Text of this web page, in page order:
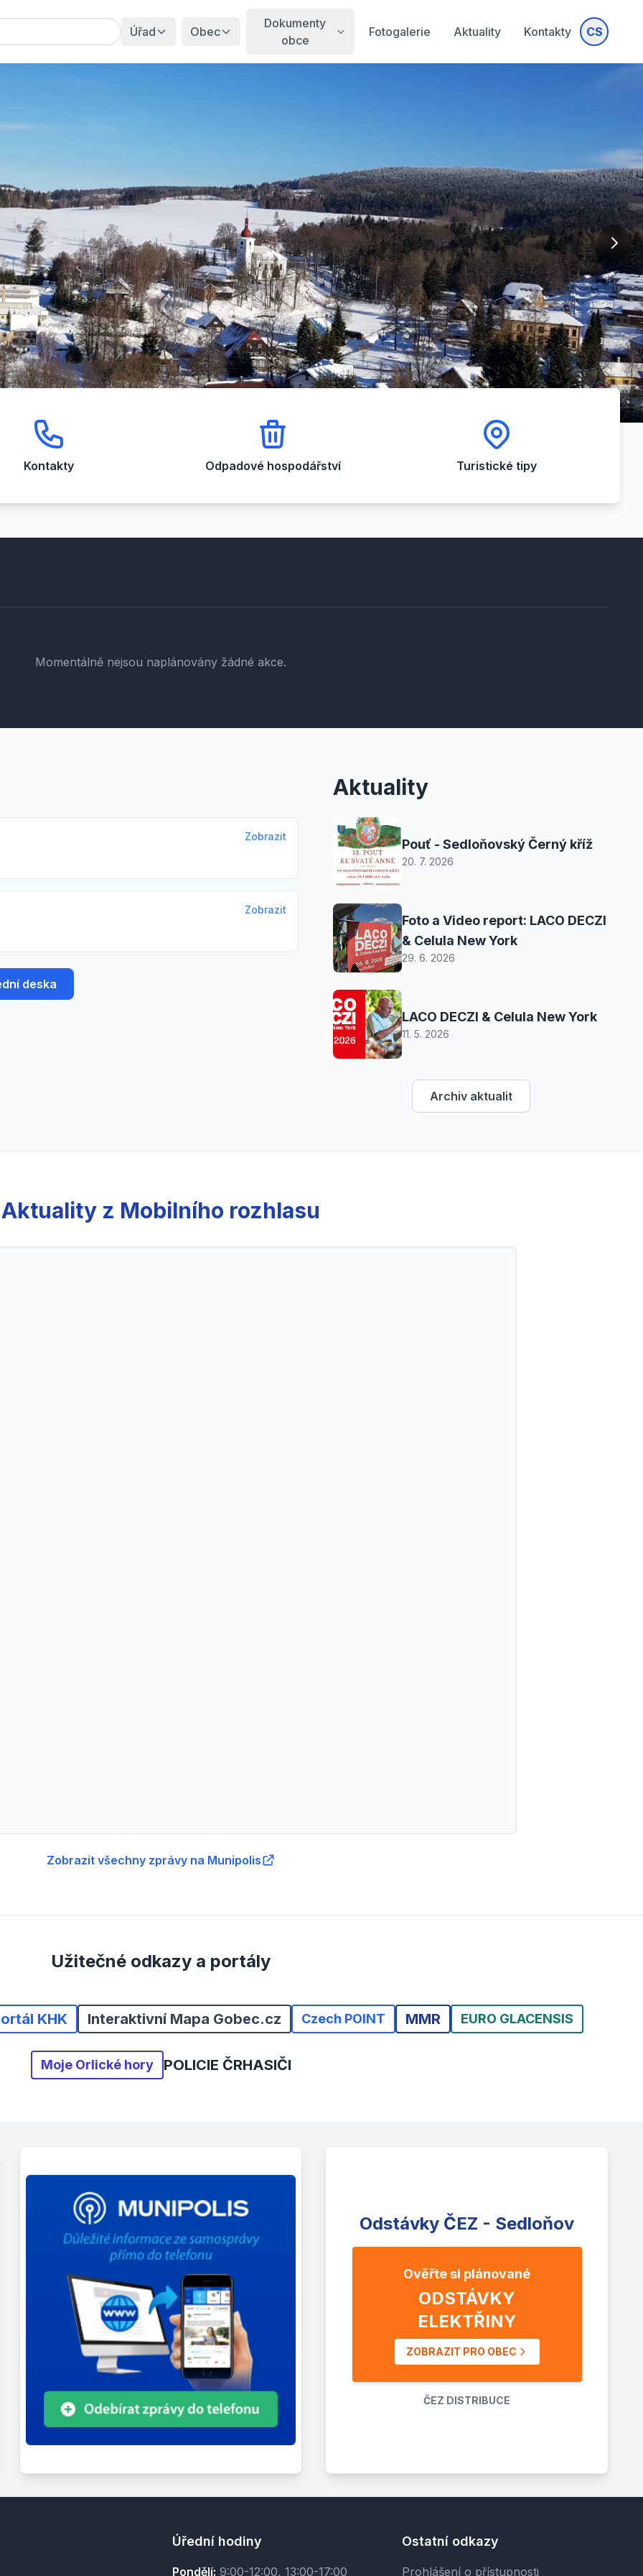
Úřad Obec
Dokumenty
obce
Fotogalerie Aktuality Kontakty CS
Kontakty Odpadové hospodářství Turistické tipy
Momentálně nejsou naplánovány žádné akce.
Zobrazit
Zobrazit
deska
Aktuality
Pouť - Sedloňovský Černý kříž
20. 7. 2026
Foto a Video report: LACO DECZI
& Celula New York
29. 6. 2026
LACO DECZI & Celula New York
11. 5. 2026
Archiv aktualit
Aktuality z Mobilního rozhlasu
Zobrazit všechny zprávy na Munipolis
Užitečné odkazy a portály
KHK Interaktivní Mapa Gobec.cz Czech POINT MMR EURO GLACENSIS
Moje Orlické hory POLICIE ČRHASIČI
Odstávky ČEZ - Sedloňov
Ověřte si plánované
ODSTÁVKY
ELEKTŘINY
ZOBRAZIT PRO OBEC
ČEZ DISTRIBUCE
Úřední hodiny
Pondělí: 9:00-12:00, 13:00-17:00
Ostatní odkazy
Prohlášení o přístupnosti